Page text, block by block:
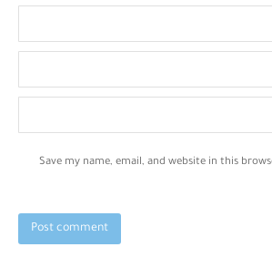
Save my name, email, and website in this
Post comment